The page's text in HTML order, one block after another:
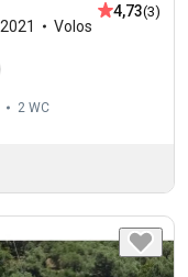
2021 Volos
4,73(3)
2 WC